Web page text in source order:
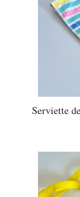
Serviette